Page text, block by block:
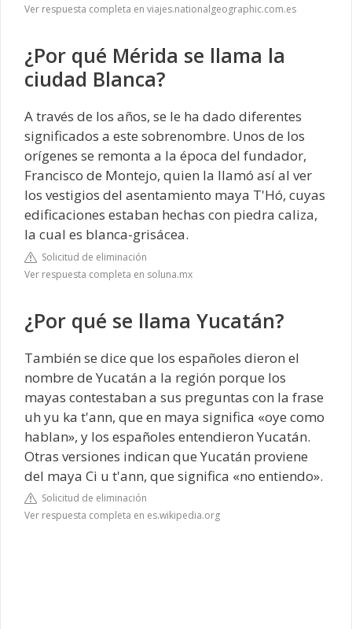
Ver respuesta completa en viajes.nationalgeographic.com.es
¿Por qué Mérida se llama la
ciudad Blanca?
A través de los años, se le ha dado diferentes
significados a este sobrenombre. Unos de los
orígenes se remonta a la época del fundador,
Francisco de Montejo, quien la llamó así al ver
los vestigios del asentamiento maya T'Hó, cuyas
edificaciones estaban hechas con piedra caliza,
la cual es blanca-grisácea.
Solicitud de eliminación
Ver respuesta completa en soluna.mx
¿Por qué se llama Yucatán?
También se dice que los españoles dieron el
nombre de Yucatán a la región porque los
mayas contestaban a sus preguntas con la frase
uh yu ka t'ann, que en maya significa «oye como
hablan», y los españoles entendieron Yucatán.
Otras versiones indican que Yucatán proviene
del maya Ci u t'ann, que significa «no entiendo».
Solicitud de eliminación
Ver respuesta completa en es.wikipedia.org